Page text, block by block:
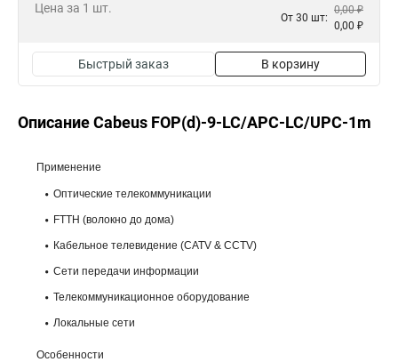
Цена за 1 шт.
От 30 шт:
0,00 ₽
0,00 ₽
Быстрый заказ В корзину
Описание Cabeus FOP(d)-9-LC/APC-LC/UPC-1m
Применение
Оптические телекоммуникации
FTTH (волокно до дома)
Кабельное телевидение (CATV & CCTV)
Сети передачи информации
Телекоммуникационное оборудование
Локальные сети
Особенности